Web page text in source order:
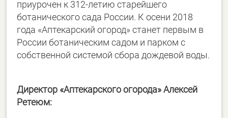
приурочен к 312-летию старейшего
ботанического сада России. К осени 2018
года «Аптекарский огород» станет первым в
России ботаническим садом и парком с
собственной системой сбора дождевой воды.
Директор «Аптекарского огорода» Алексей
Ретеюм: